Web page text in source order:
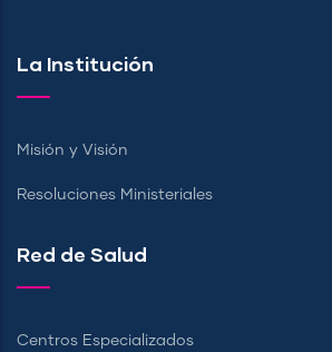
La Institución
Misión y Visión
Resoluciones Ministeriales
Red de Salud
Centros Especializados